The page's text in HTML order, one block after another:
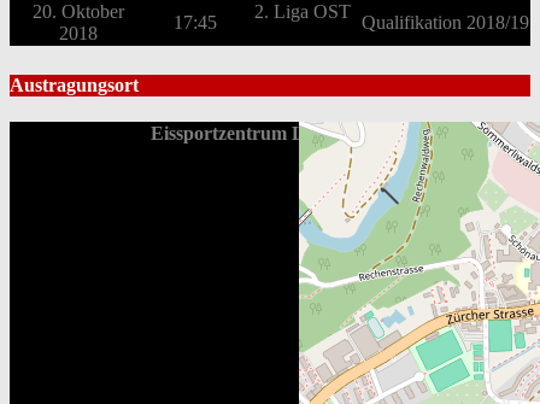
20. Oktober
2018
17:45
2. Liga OST
Qualifikation 2018/19
Austragungsort
Eissportzentrum Lerchenfeld